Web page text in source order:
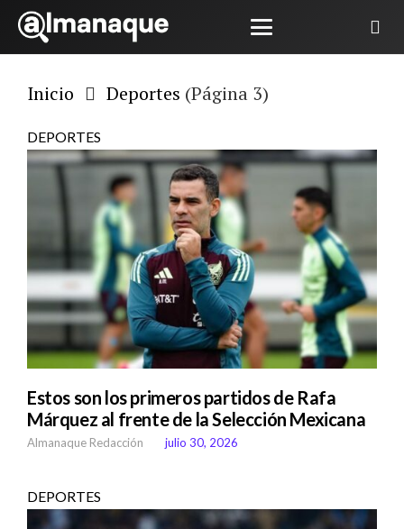
Inicio Deportes (Página 3)
DEPORTES
Estos son los primeros partidos de Rafa
Márquez al frente de la Selección Mexicana
Almanaque Redacción julio 30, 2026
DEPORTES